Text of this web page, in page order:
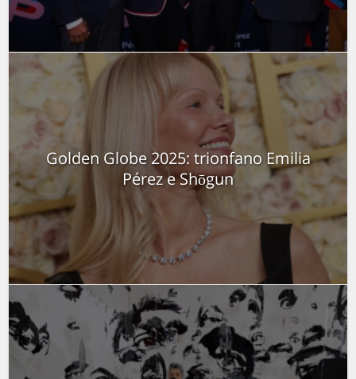
Golden Globe 2025: trionfano Emilia
Pérez e Shōgun